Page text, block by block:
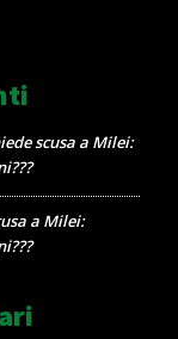
scusa a Milei:
a Milei: